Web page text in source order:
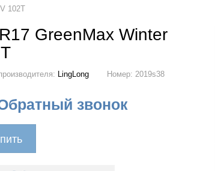
102T
GreenMax Winter
LingLong Номер:2019s38
звонок